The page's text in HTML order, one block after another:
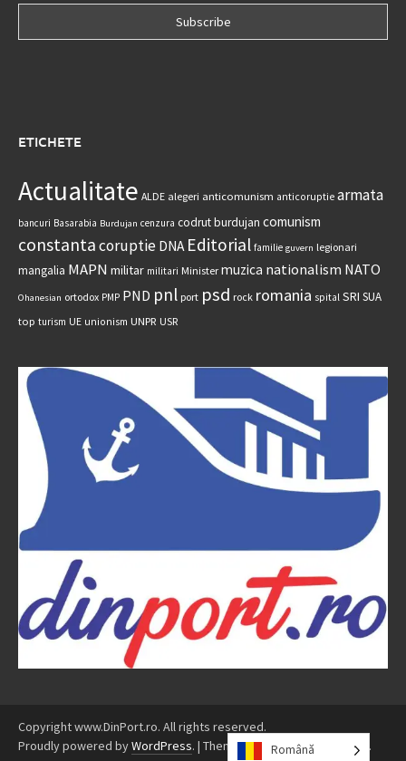
ETICHETE
Actualitate ALDE alegeri anticomunism anticoruptie armata
bancuri Basarabia Burdujan cenzura codrut burdujan comunism
constantacoruptie DNA Editorial familie guvern legionari
mangalia MAPN militar militari Minister muzica nationalism NATO
Ohanesian ortodox PMP PND pnl port psd rock romania spital SRI SUA
top turism UE unionism UNPR USR
Copyright www.DinPort.ro. All rights reserved.
Proudly powered byWordPress. | Theme: Awaken byThemezHut .
Română